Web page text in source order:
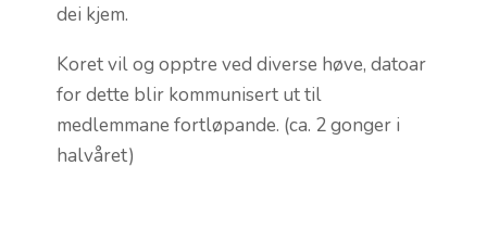
dei kjem.
Koret vil og opptre ved diverse høve, datoar
for dette blir kommunisert ut til
medlemmane fortløpande. (ca. 2 gonger i
halvåret)